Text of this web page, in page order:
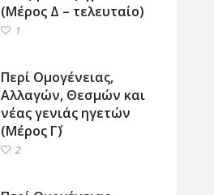
(Μέρος Δ – τελευταίο)
1
Περί Ομογένειας,
Αλλαγών, Θεσμών και
νέας γενιάς ηγετών
(Μέρος Γ΄)
2